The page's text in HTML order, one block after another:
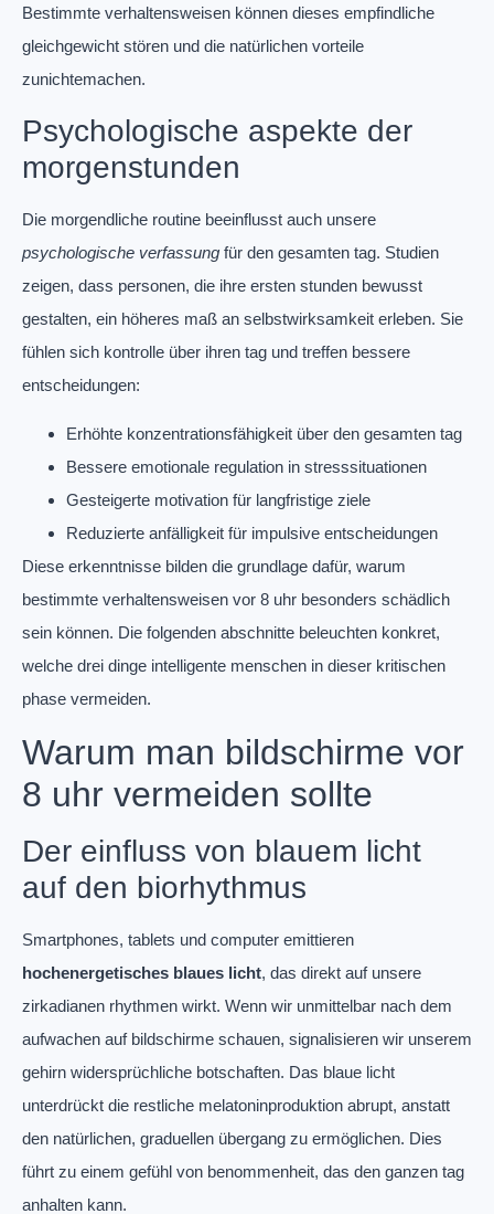
Bestimmte verhaltensweisen können dieses empfindliche
gleichgewicht stören und die natürlichen vorteile
zunichtemachen.
Psychologische aspekte der
morgenstunden
Die morgendliche routine beeinflusst auch unsere
psychologische verfassung für den gesamten tag. Studien
zeigen, dass personen, die ihre ersten stunden bewusst
gestalten, ein höheres maß an selbstwirksamkeit erleben. Sie
fühlen sich kontrolle über ihren tag und treffen bessere
entscheidungen:
Erhöhte konzentrationsfähigkeit über den gesamten tag
Bessere emotionale regulation in stresssituationen
Gesteigerte motivation für langfristige ziele
Reduzierte anfälligkeit für impulsive entscheidungen
Diese erkenntnisse bilden die grundlage dafür, warum
bestimmte verhaltensweisen vor 8 uhr besonders schädlich
sein können. Die folgenden abschnitte beleuchten konkret,
welche drei dinge intelligente menschen in dieser kritischen
phase vermeiden.
Warum man bildschirme vor
8 uhr vermeiden sollte
Der einfluss von blauem licht
auf den biorhythmus
Smartphones, tablets und computer emittieren
hochenergetisches blaues licht, das direkt auf unsere
zirkadianen rhythmen wirkt. Wenn wir unmittelbar nach dem
aufwachen auf bildschirme schauen, signalisieren wir unserem
gehirn widersprüchliche botschaften. Das blaue licht
unterdrückt die restliche melatoninproduktion abrupt, anstatt
den natürlichen, graduellen übergang zu ermöglichen. Dies
führt zu einem gefühl von benommenheit, das den ganzen tag
anhalten kann.